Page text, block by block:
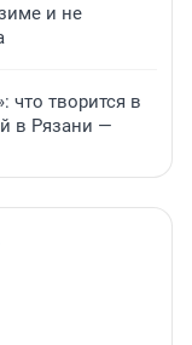
и не
что творится в
в Рязани —